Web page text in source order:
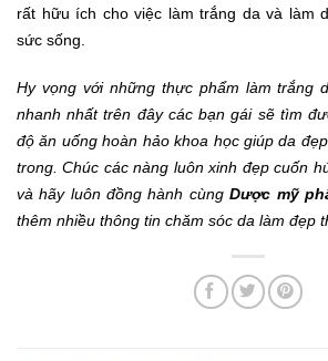
rất hữu ích cho việc làm trắng da và làm
sức sống.
Hy vọng với những thực phẩm làm trắng
nhanh nhất trên đây các bạn gái sẽ tìm
độ ăn uống hoàn hảo khoa học giúp da
trong. Chúc các nàng luôn xinh đẹp cuốn
và hãy luôn đồng hành cùngDược mỹ
thêm nhiều thông tin chăm sóc da làm đẹp